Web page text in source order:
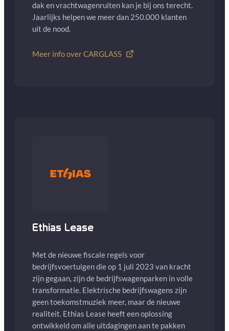
dak en vrachtwagenruiten kan je bij ons terecht.
Jaarlijks helpen we meer dan 250.000 klanten
uit de nood.
Meer info over CARGLASS
Ethias Lease
Met de nieuwe fiscale regels voor
bedrijfsvoertuigen die op 1 juli 2023 van kracht
zijn gegaan, zijn de bedrijfswagenparken in volle
transformatie. Elektrische bedrijfswagens zijn
geen toekomstmuziek meer, maar de nieuwe
realiteit. Ethias Lease heeft een oplossing
ontwikkeld om alle uitdagingen aan te pakken